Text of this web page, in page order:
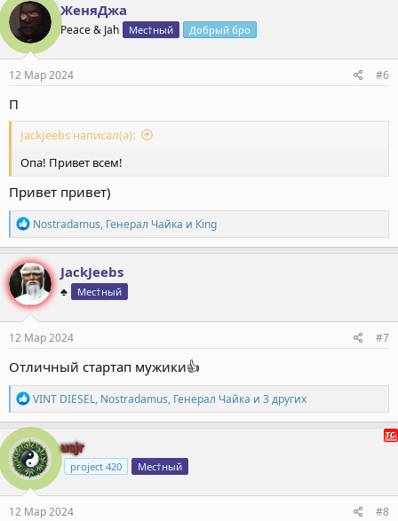
ц
и
и
:
ЖеняДжа
Peace & Jah Мес†ный Добрый бро
12 Мар 2024 #6
П
JackJeebs написал(а):
Опа! Привет всем!
Привет привет)
Р
е
а
к
ц
и
и
:
Nostradamus, Генерал Чайка и Кing
JackJeebs
♣️ Мес†ный
12 Мар 2024 #7
Отличный стартап мужики👍
Р
е
а
к
ц
и
и
:
VINT DIESEL, Nostradamus, Генерал Чайка и 3 других
usjr
project 420 Мес†ный
12 Мар 2024 #8